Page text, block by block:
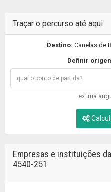
Traçar o percurso até aqui
Destino: Canelas de
Definir
ex: rua
Empresas e instituições
4540-251